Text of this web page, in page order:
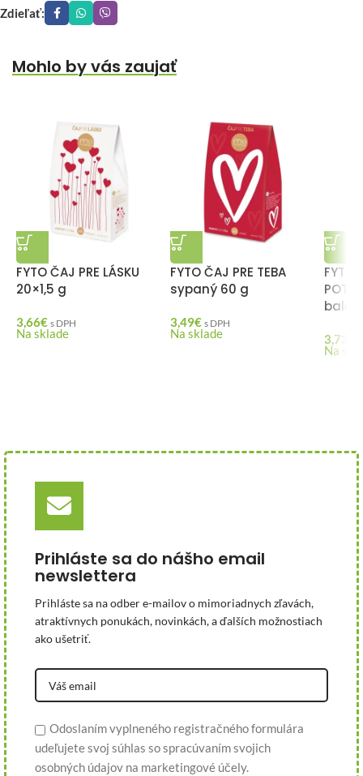
Zdieľať:
Mohlo by vás zaujať
FYTO ČAJ PRE LÁSKU
20×1,5 g
3,66€ s DPH
Na sklade
FYTO ČAJ PRE TEBA
sypaný 60 g
3,49€ s DPH
Na sklade
FYTO
3,73
Na
Prihláste sa do nášho email
newslettera
Prihláste sa na odber e-mailov o mimoriadnych zľavách,
atraktívnych ponukách, novinkách, a ďalších možnostiach
ako ušetriť.
Odoslaním vyplneného registračného formulára
udeľujete svoj súhlas so spracúvaním svojich
osobných údajov na marketingové účely.